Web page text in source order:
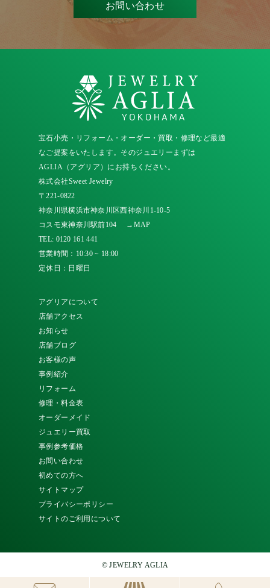
お問い合わせ
宝石小売・リフォーム・オーダー・買取・修理など最適
なご提案をいたします。そのジュエリーまずは
AGLIA（アグリア）にお持ちください。
株式会社Sweet Jewelry
〒221-0822
神奈川県横浜市神奈川区西神奈川1-10-5
コスモ東神奈川駅前104
→MAP
TEL: 0120 161 441
営業時間：10:30 ~ 18:00
定休日：日曜日
アグリアについて
店舗アクセス
お知らせ
店舗ブログ
お客様の声
事例紹介
リフォーム
修理・料金表
オーダーメイド
ジュエリー買取
事例参考価格
お問い合わせ
初めての方へ
サイトマップ
プライバシーポリシー
サイトのご利用について
© JEWELRY AGLIA